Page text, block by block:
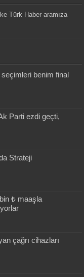
Türk Haber aramıza
benim final
Parti ezdi geçti,
Strateji
₺ maaşla
çağrı cihazları